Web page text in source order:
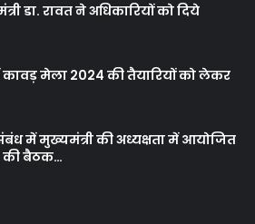
डा. रावत ने अधिकारियों को दिये
कावड़ मेला 2024 की तैयारियों को लेकर
में मुख्यमंत्री की अध्यक्षता में आयोजित
की बैठक…